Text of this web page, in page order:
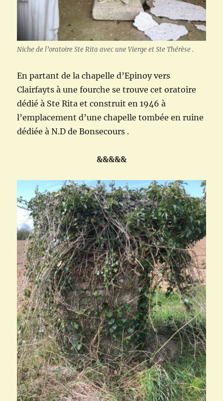
Niche de l’oratoire Ste Rita avec une Vierge et Ste Thérèse .
En partant de la chapelle d’Epinoy vers
Clairfayts à une fourche se trouve cet oratoire
dédié à Ste Rita et construit en 1946 à
l’emplacement d’une chapelle tombée en ruine
dédiée à N.D de Bonsecours .
&&&&&